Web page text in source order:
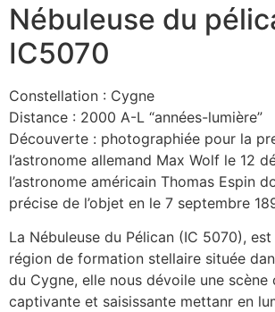
Nébuleuse du
IC5070
Constellation : Cygne
Distance : 2000 A-L “années-lumière”
Découverte : photographiée pour la
l’astronome allemand Max Wolf le 12
l’astronome américain Thomas Espin
précise de l’objet en le 7 septembre
La Nébuleuse du Pélican (IC 5070),
région de formation stellaire située
du Cygne, elle nous dévoile une scène
captivante et saisissante mettanr en